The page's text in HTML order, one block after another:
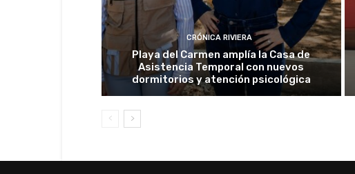
CRÓNICA RIVIERA
Playa del Carmen amplía la Casa de
Asistencia Temporal con nuevos
dormitorios y atención psicológica